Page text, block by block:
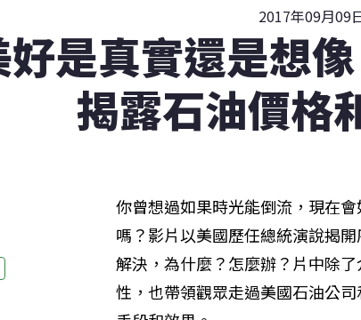
2017年09月09
是真實還是想
揭露石油價格
你曾想過如果時光能倒流，現在
嗎？影片以美國歷任總統演說揭
解決，為什麼？怎麼辦？片中除
性，也帶領觀眾走過美國石油公